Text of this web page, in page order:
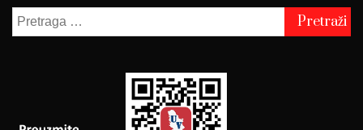
Pretraga
za: